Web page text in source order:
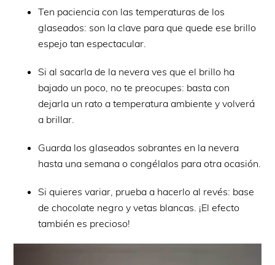
Ten paciencia con las temperaturas de los
glaseados: son la clave para que quede ese brillo
espejo tan espectacular.
Si al sacarla de la nevera ves que el brillo ha
bajado un poco, no te preocupes: basta con
dejarla un rato a temperatura ambiente y volverá
a brillar.
Guarda los glaseados sobrantes en la nevera
hasta una semana o congélalos para otra ocasión.
Si quieres variar, prueba a hacerlo al revés: base
de chocolate negro y vetas blancas. ¡El efecto
también es precioso!